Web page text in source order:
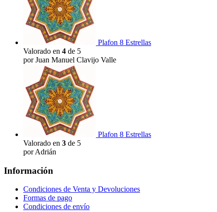
Plafon 8 Estrellas
Valorado en 4 de 5
por Juan Manuel Clavijo Valle
Plafon 8 Estrellas
Valorado en 3 de 5
por Adrián
Información
Condiciones de Venta y Devoluciones
Formas de pago
Condiciones de envío